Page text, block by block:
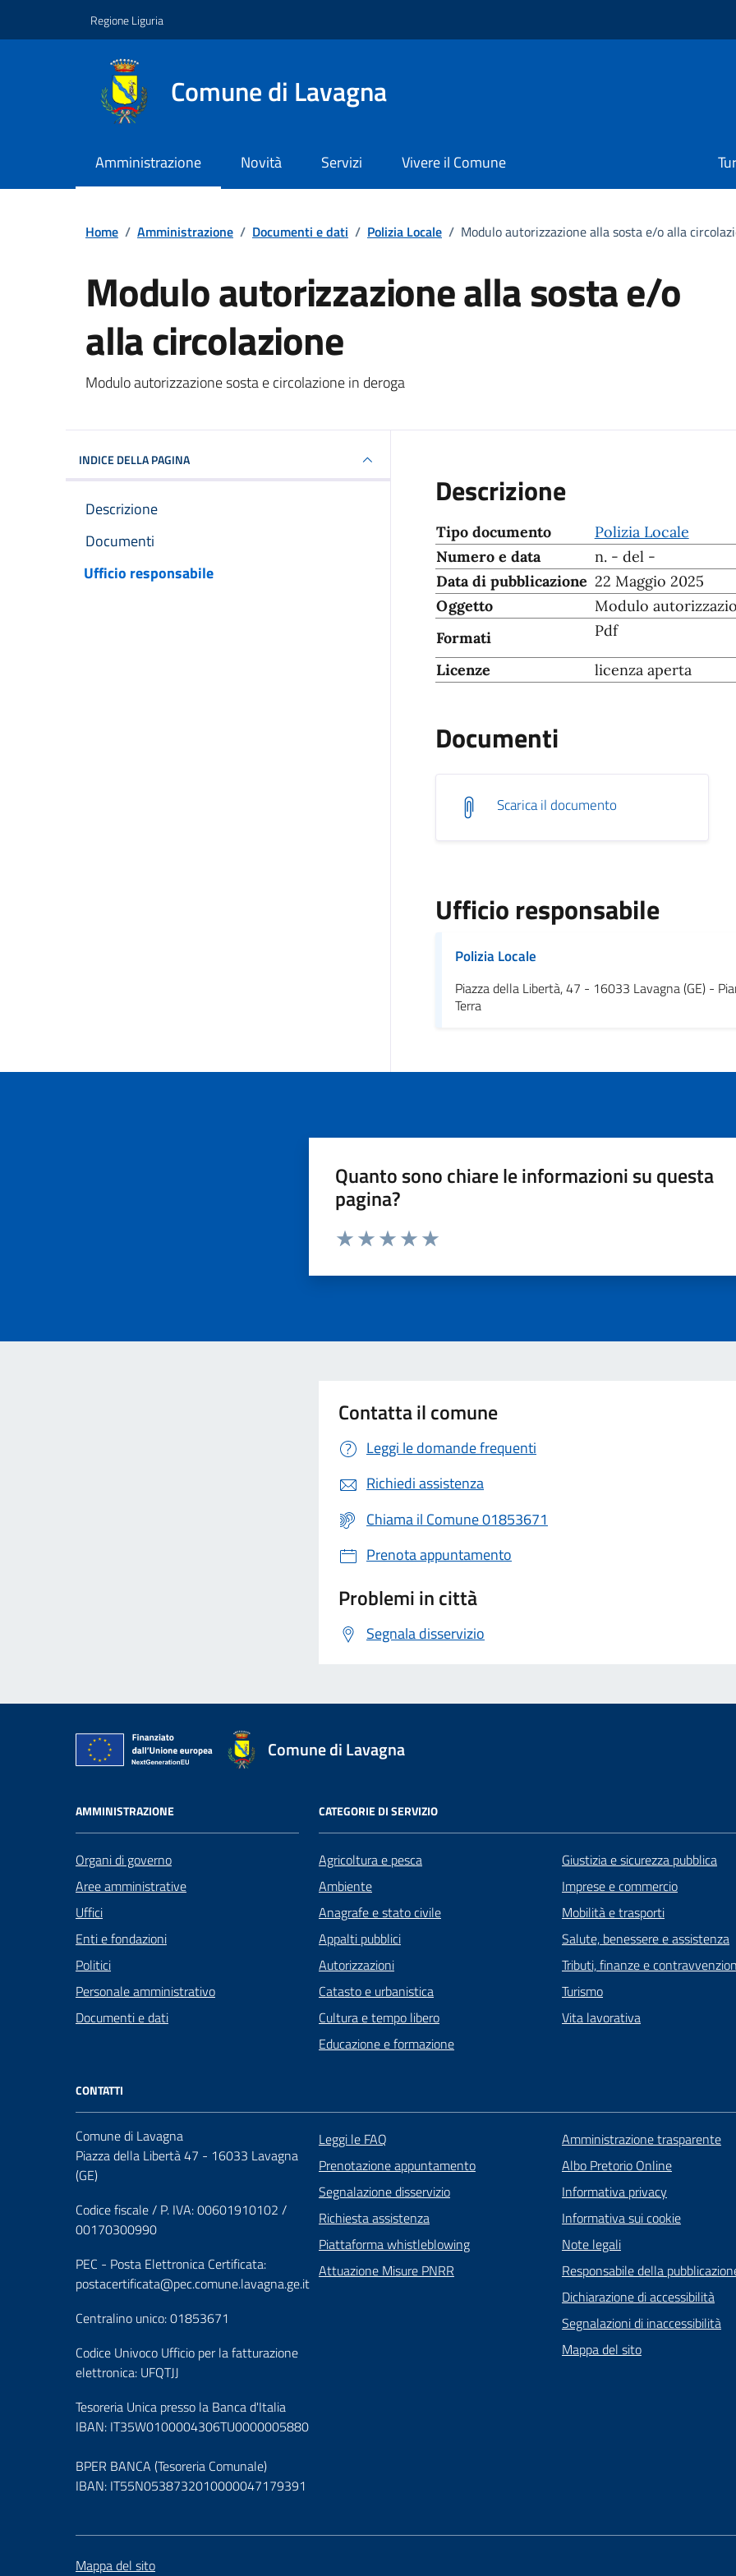
Regione Liguria
Comune di Lavagna
Amministrazione Novità Servizi Vivere il Comune
Home / Amministrazione / Documenti e dati / Polizia Locale / Modulo autorizzazione alla sosta e/o alla
Modulo autorizzazione alla sosta e/o
alla circolazione
Documento pubblico
Modulo autorizzazione sosta e circolazione in deroga
INDICE DELLA PAGINA
Descrizione
Documenti
Ufficio responsabile
Descrizione
Tipo documento
Polizia Locale
Numero e data
n. - del -
Data di pubblicazione 22 Maggio 2025
Oggetto
Modulo
Formati
Pdf
Licenze licenza aperta
Documenti
Scarica il documento
Ufficio responsabile
Polizia Locale
Piazza della Libertà, 47 - 16033 Lavagna (GE) -
Terra
Quanto sono chiare le informazioni su questa
pagina?
Contatta il comune
Leggi le domande frequenti
Richiedi assistenza
Chiama il Comune 01853671
Prenota appuntamento
Problemi in città
Segnala disservizio
Comune di Lavagna
AMMINISTRAZIONE
Organi di governo
Aree amministrative
Uffici
Enti e fondazioni
Politici
Personale amministrativo
Documenti e dati
CATEGORIE DI SERVIZIO
Agricoltura e pesca
Ambiente
Anagrafe e stato civile
Appalti pubblici
Autorizzazioni
Catasto e urbanistica
Cultura e tempo libero
Educazione e formazione
Giustizia e sicurezza pubblica
Imprese e commercio
Mobilità e trasporti
Salute, benessere e assistenza
Tributi, finanze e
Turismo
Vita lavorativa
CONTATTI
Comune di Lavagna
Piazza della Libertà 47 - 16033 Lavagna
(GE)
Codice fiscale / P. IVA: 00601910102 /
00170300990
PEC - Posta Elettronica Certificata:
postacertificata@pec.comune.lavagna.ge.it
Centralino unico: 01853671
Codice Univoco Ufficio per la fatturazione
elettronica: UFQTJJ
Leggi le FAQ
Prenotazione appuntamento
Segnalazione disservizio
Richiesta assistenza
Piattaforma whistleblowing
Attuazione Misure PNRR
Amministrazione trasparente
Albo Pretorio Online
Informativa privacy
Informativa sui cookie
Note legali
Responsabile della
Dichiarazione di accessibilità
Segnalazioni di inaccessibilità
Mappa del sito
Tesoreria Unica presso la Banca d'Italia
IBAN: IT35W0100004306TU0000005880
BPER BANCA (Tesoreria Comunale)
IBAN: IT55N0538732010000047179391
Mappa del sito